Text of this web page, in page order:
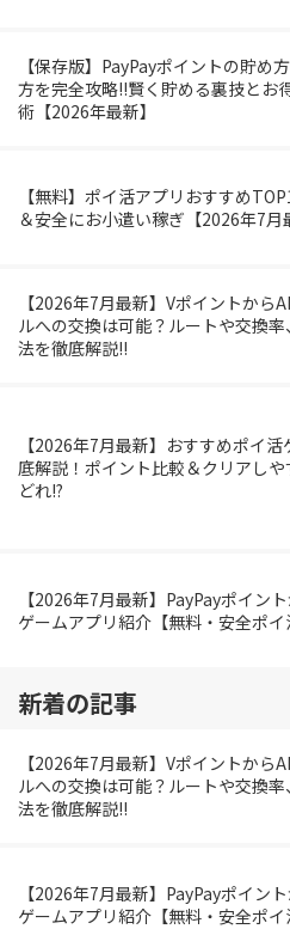
【保存版】PayPayポイントの貯め
方を完全攻略!!賢く貯める裏技とお
術【2026年最新】
【無料】ポイ活アプリおすすめ
＆安全にお小遣い稼ぎ【2026年7月
【2026年7月最新】Vポイントから
ルへの交換は可能？ルートや交換
法を徹底解説!!
【2026年7月最新】おすすめポイ活
底解説！ポイント比較＆クリアし
どれ!?
【2026年7月最新】PayPayポイン
ゲームアプリ紹介【無料・安全ポイ
新着の記事
【2026年7月最新】Vポイントから
ルへの交換は可能？ルートや交換
法を徹底解説!!
【2026年7月最新】PayPayポイン
ゲームアプリ紹介【無料・安全ポイ